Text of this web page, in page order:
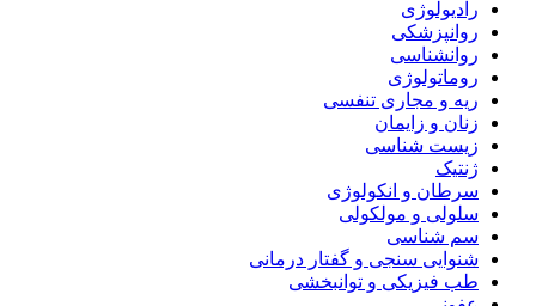
رادیولوژی
روانپزشکی
روانشناسی
روماتولوژی
ریه و مجاری تنفسی
زنان و زایمان
زیست شناسی
ژنتیک
سرطان و انکولوژی
سلولی و مولکولی
سم شناسی
شنوایی سنجی و گفتار درمانی
طب فیزیکی و توانبخشی